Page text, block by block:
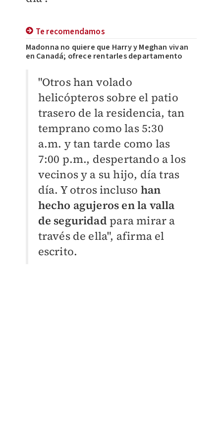
Te recomendamos
Madonna no quiere que Harry y Meghan vivan
en Canadá; ofrece rentarles departamento
"Otros han volado
helicópteros sobre el patio
trasero de la residencia, tan
temprano como las 5:30
a.m. y tan tarde como las
7:00 p.m., despertando a los
vecinos y a su hijo, día tras
día. Y otros incluso han
hecho agujeros en la valla
de seguridad para mirar a
través de ella", afirma el
escrito.